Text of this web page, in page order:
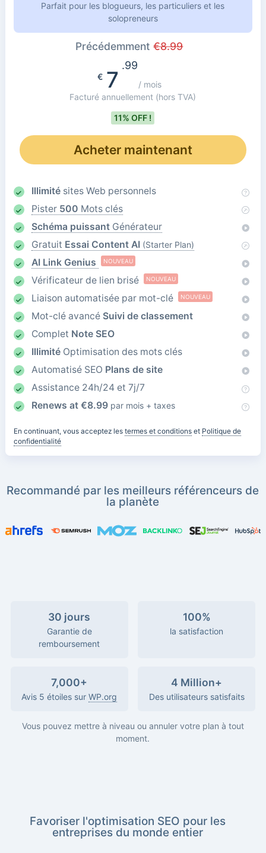
Parfait pour les blogueurs, les particuliers et les
solopreneurs
Précédemment€8.99
€7
.99
/ mois
Facturé annuellement (hors TVA)
11% OFF !
Acheter maintenant
Illimitésites Web personnels
Pister 500 Mots clés
Schéma puissantGénérateur
Gratuit Essai Content AI (Starter Plan)
AI Link Genius NOUVEAU
Vérificateur de lien brisé NOUVEAU
Liaison automatisée par mot-clé NOUVEAU
Mot-clé avancé Suivi de classement
Complet Note SEO
IllimitéOptimisation des mots clés
Automatisé SEO Plans de site
Assistance 24h/24 et 7j/7
Renews at €8.99 par mois + taxes
En continuant, vous acceptez les termes et conditionset Politique de
confidentialité
Recommandé par les meilleurs référenceurs de
la planète
30 jours
Garantie de
remboursement
100%
la satisfaction
7,000+
Avis 5 étoiles surWP.org
4 Million+
Des utilisateurs satisfaits
Vous pouvez mettre à niveau ou annuler votre plan à tout
moment.
Favoriser l'optimisation SEO pour les
entreprises du monde entier